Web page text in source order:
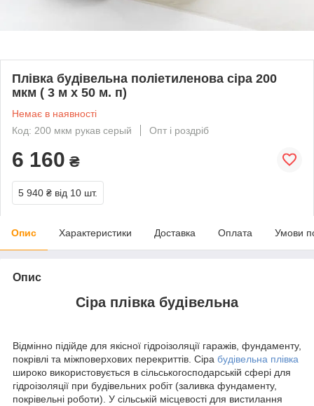
Плівка будівельна поліетиленова сіра 200
мкм ( 3 м х 50 м. п)
Немає в наявності
Код: 200 мкм рукав серый
Опт і роздріб
6 160 ₴
5 940 ₴ від 10 шт.
Опис Характеристики Доставка Оплата Умови
Опис
Сіра плівка будівельна
Відмінно підійде для якісної гідроізоляції гаражів, фундаменту,
покрівлі та міжповерхових перекриттів. Сіра будівельна плівка
широко використовується в сільськогосподарській сфері для
гідроізоляції при будівельних робіт (заливка фундаменту,
покрівельні роботи). У сільській місцевості для вистилання